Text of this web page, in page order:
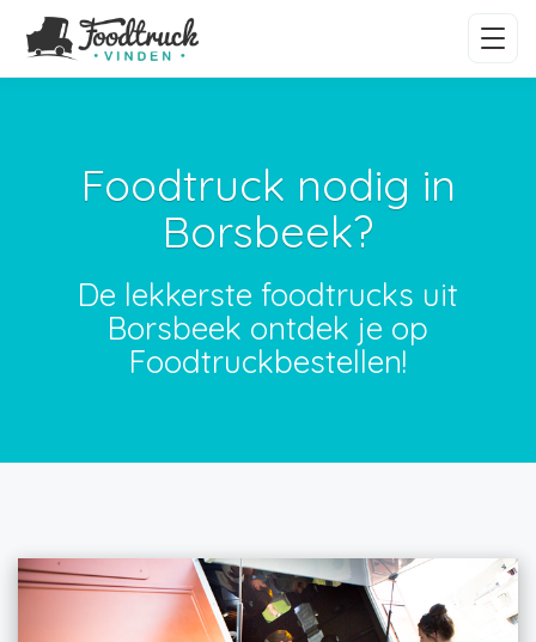
Foodtruck nodig in
Borsbeek?
De lekkerste foodtrucks uit
Borsbeek ontdek je op
Foodtruckbestellen!